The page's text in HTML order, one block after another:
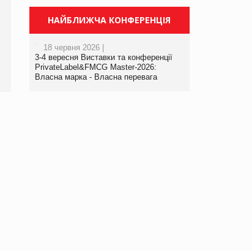
Брагина Людмила
Просування компанії на
www.trademaster.ua.
правила. Особливості.
НАЙБЛИЖЧА КОНФЕРЕНЦІЯ
18 червня 2026 |
3-4 вересня Виставки та конференції
PrivateLabel&FMCG Master-2026:
Власна марка - Власна перевага